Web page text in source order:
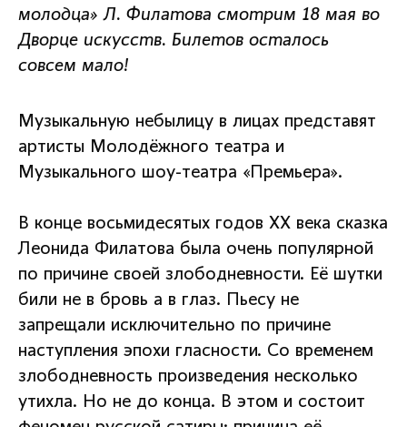
молодца» Л. Филатова смотрим 18 мая во
Дворце искусств. Билетов осталось
совсем мало!
Музыкальную небылицу в лицах представят
артисты Молодёжного театра и
Музыкального шоу-театра «Премьера».
В конце восьмидесятых годов ХХ века сказка
Леонида Филатова была очень популярной
по причине своей злободневности. Её шутки
били не в бровь а в глаз. Пьесу не
запрещали исключительно по причине
наступления эпохи гласности. Со временем
злободневность произведения несколько
утихла. Но не до конца. В этом и состоит